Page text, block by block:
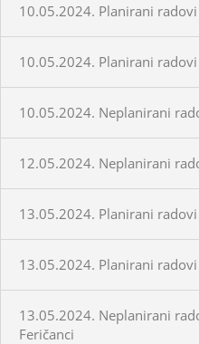
10.05.2024. Planirani
10.05.2024. Planirani
10.05.2024. Neplanirani
12.05.2024. Neplanirani
13.05.2024. Planirani
13.05.2024. Planirani
13.05.2024. Neplanirani
Feričanci